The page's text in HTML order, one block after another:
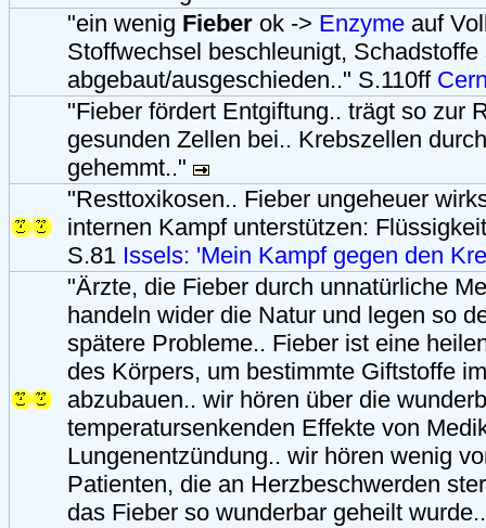
"ein wenig Fieber ok -> Enzyme auf
Stoffwechsel beschleunigt, Schadstoffe
abgebaut/ausgeschieden.." S.110ff
"Fieber fördert Entgiftung.. trägt so zur
gesunden Zellen bei.. Krebszellen
gehemmt.."
"Resttoxikosen.. Fieber ungeheuer
internen Kampf unterstützen:
S.81 Issels: 'Mein Kampf gegen den
"Ärzte, die Fieber durch unnatürliche
handeln wider die Natur und legen so
spätere Probleme.. Fieber ist eine
des Körpers, um bestimmte Giftstoffe
abzubauen.. wir hören über die
temperatursenkenden Effekte von
Lungenentzündung.. wir hören wenig
Patienten, die an Herzbeschwerden
das Fieber so wunderbar geheilt